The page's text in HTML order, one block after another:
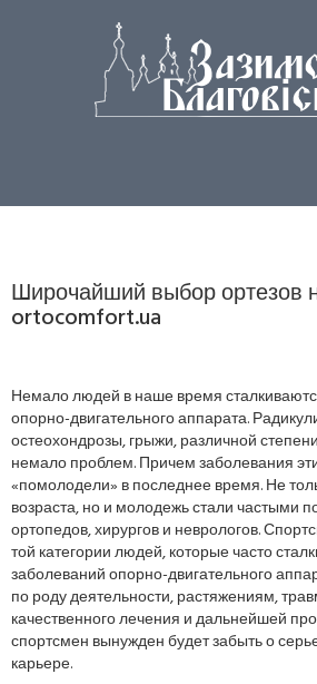
Широчайший выбор ортезов
ortocomfort.ua
Немало людей в наше время
опорно-двигательного аппарата.
остеохондрозы, грыжи, различной
немало проблем. Причем заболевания
«помолодели» в последнее время. Не
возраста, но и молодежь стали частыми
ортопедов, хирургов и неврологов.
той категории людей, которые часто
заболеваний опорно-двигательного
по роду деятельности, растяжениям,
качественного лечения и дальнейшей
спортсмен вынужден будет забыть о
карьере.